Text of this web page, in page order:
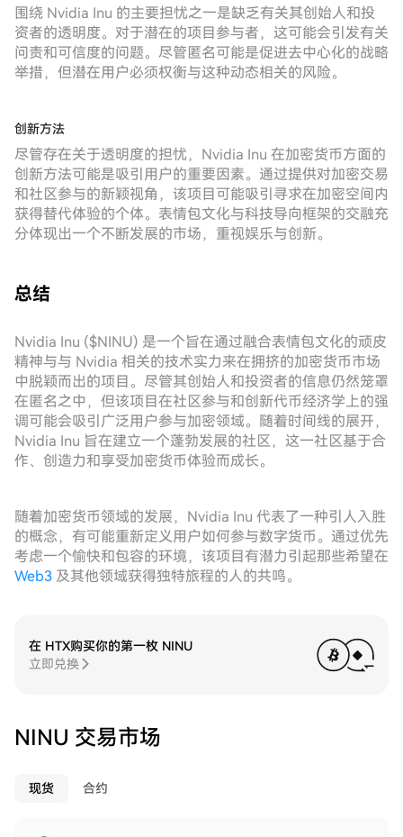
围绕 Nvidia Inu 的主要担忧之一是缺乏有关其创始人和投
资者的透明度。对于潜在的项目参与者，这可能会引发有关
问责和可信度的问题。尽管匿名可能是促进去中心化的战略
举措，但潜在用户必须权衡与这种动态相关的风险。
创新方法
尽管存在关于透明度的担忧，Nvidia Inu 在加密货币方面的
创新方法可能是吸引用户的重要因素。通过提供对加密交易
和社区参与的新颖视角，该项目可能吸引寻求在加密空间内
获得替代体验的个体。表情包文化与科技导向框架的交融充
分体现出一个不断发展的市场，重视娱乐与创新。
总结
Nvidia Inu ($NINU) 是一个旨在通过融合表情包文化的顽皮
精神与与 Nvidia 相关的技术实力来在拥挤的加密货币市场
中脱颖而出的项目。尽管其创始人和投资者的信息仍然笼罩
在匿名之中，但该项目在社区参与和创新代币经济学上的强
调可能会吸引广泛用户参与加密领域。随着时间线的展开，
Nvidia Inu 旨在建立一个蓬勃发展的社区，这一社区基于合
作、创造力和享受加密货币体验而成长。
随着加密货币领域的发展，Nvidia Inu 代表了一种引人入胜
的概念，有可能重新定义用户如何参与数字货币。通过优先
考虑一个愉快和包容的环境，该项目有潜力引起那些希望在
Web3 及其他领域获得独特旅程的人的共鸣。
在 HTX购买你的第一枚 NINU
立即兑换
NINU 交易市场
现货 合约